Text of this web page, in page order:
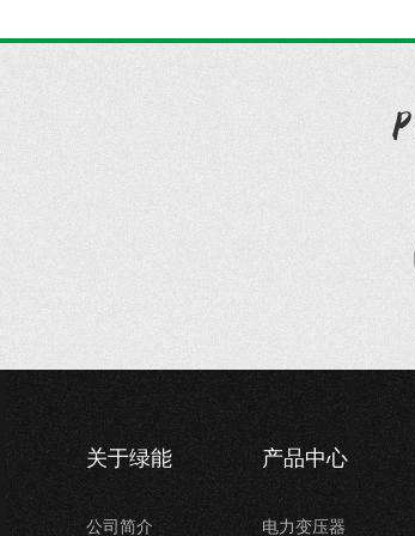
关于绿能
公司简介
产品中心
电力变压器